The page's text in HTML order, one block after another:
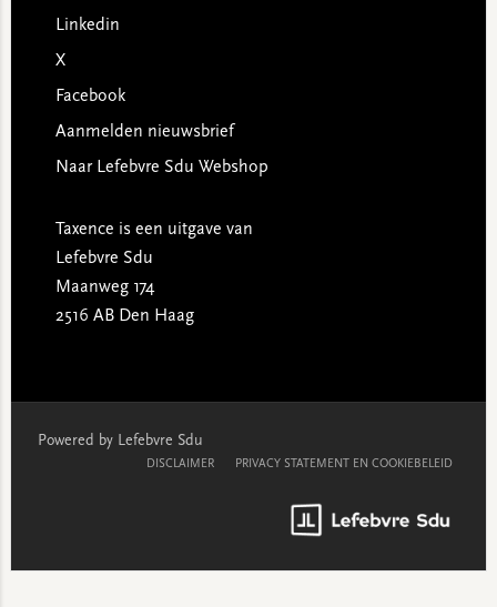
Linkedin
X
Facebook
Aanmelden nieuwsbrief
Naar Lefebvre Sdu Webshop
Taxence is een uitgave van
Lefebvre Sdu
Maanweg 174
2516 AB Den Haag
Powered by Lefebvre Sdu
DISCLAIMER PRIVACY STATEMENT EN COOKIEBELEID